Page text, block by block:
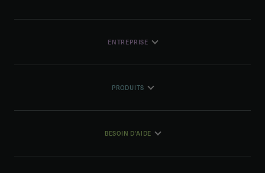
ENTREPRISE
PRODUITS
BESOIN D'AIDE